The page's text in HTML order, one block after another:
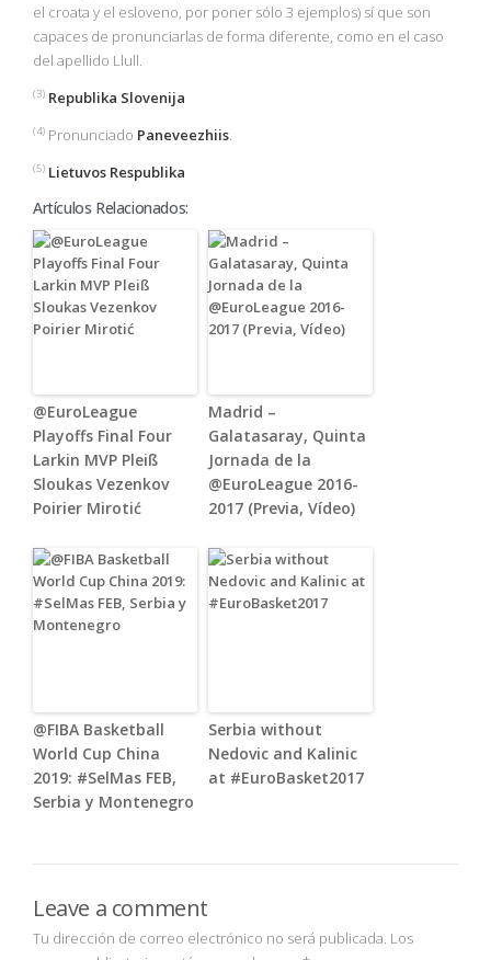
el croata y el esloveno, por poner sólo 3 ejemplos) sí que son
capaces de pronunciarlas de forma diferente, como en el caso
del apellido Llull.
(3) Republika Slovenija
(4) Pronunciado Paneveezhiis.
(5) Lietuvos Respublika
Artículos Relacionados:
@EuroLeague
Playoffs Final Four
Larkin MVP Pleiß
Sloukas Vezenkov
Poirier Mirotić
Madrid –
Galatasaray, Quinta
Jornada de la
@EuroLeague 2016-
2017 (Previa, Vídeo)
@FIBA Basketball
World Cup China
2019: #SelMas FEB,
Serbia y Montenegro
Serbia without
Nedovic and Kalinic
at #EuroBasket2017
Leave a comment
Tu dirección de correo electrónico no será publicada. Los